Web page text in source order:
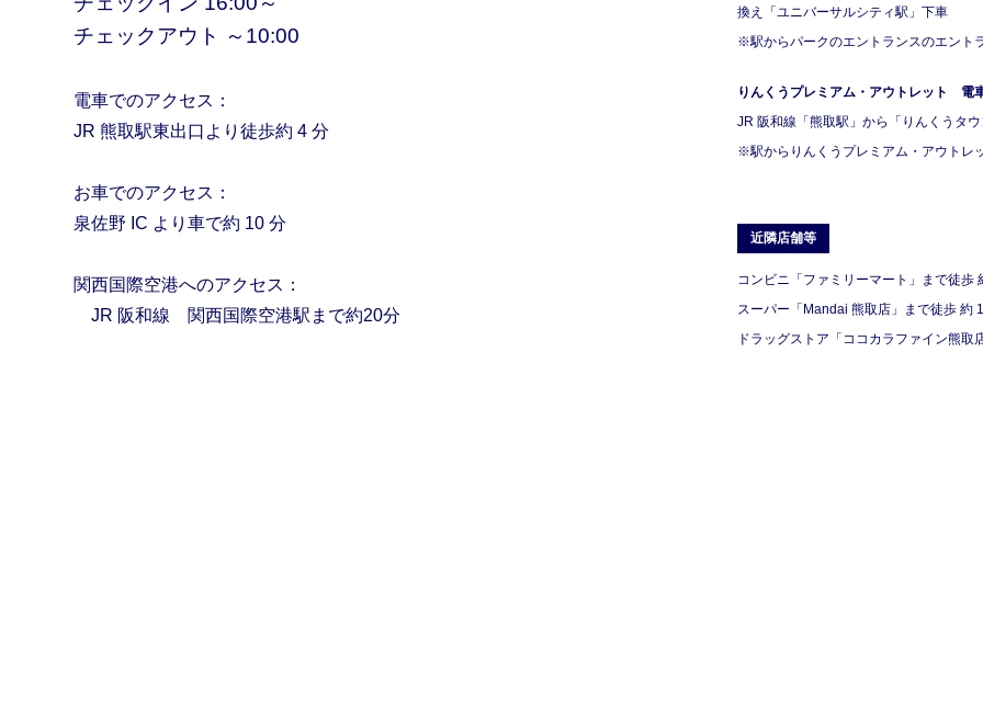
チェックアウト ～10:00
電車でのアクセス：
JR 熊取駅東出口より徒歩約 4 分
お車でのアクセス：
泉佐野 IC より車で約 10 分
関西国際空港へのアクセス：
JR 阪和線 関西国際空港駅まで約20分
換え「ユニバーサルシティ駅」下車
※駅からパークのエントランスのエント
りんくうプレミアム・アウトレット 電
JR 阪和線「熊取駅」から「りんくうタ
※駅からりんくうプレミアム・アウトレ
近隣店舗等
コンビニ「ファミリーマート」まで徒歩
スーパー「Mandai 熊取店」まで徒歩 約
ドラッグストア「ココカラファイン熊